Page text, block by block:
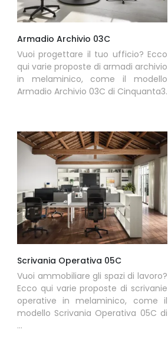
Armadio Archivio 03C
Vuoi progettare il tuo ufficio? Ecco
qui varie proposte di armadi archivio
in melaminico, come il modello
Armadio Archivio 03C di Cinquanta3.
Scrivania Operativa 05C
Vuoi ammobiliare gli spazi di lavoro?
Ecco qui varie proposte di scrivanie
operative in melaminico, come il
modello Scrivania Operativa 05C di
...